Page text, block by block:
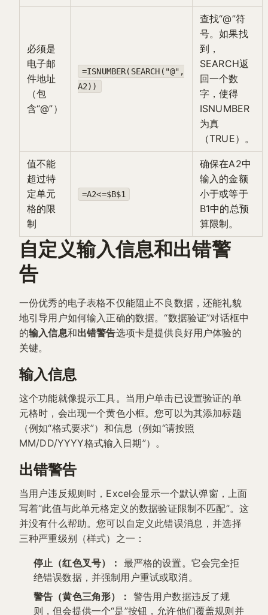
必须是
电子邮
件地址
（包
含“@”）
=ISNUMBER(SEARCH("@",
A2))
查找“@”符
号。如果找
到，
SEARCH返
回一个数
字，使得
ISNUMBER
为真
（TRUE）。
值不能
超过特
定单元
格的限
制
=A2<=$B$1
确保在A2中
输入的金额
小于或等于
B1中的总预
算限制。
自定义输入信息和出错警
告
一份优秀的电子表格不仅能阻止不良数据，还能礼貌
地引导用户如何输入正确的数据。“数据验证”对话框中
的输入信息和出错警告选项卡是提供良好用户体验的
关键。
输入信息
这个功能就像提示工具。当用户单击已设置验证的单
元格时，会出现一个黄色小框。您可以为其添加标题
（例如“格式要求”）和信息（例如“请按照
MM/DD/YYYY格式输入日期”）。
出错警告
当用户违反规则时，Excel会显示一个默认弹窗，上面
写着“此值与此单元格定义的数据验证限制不匹配”。这
并没有什么帮助。您可以自定义此错误消息，并选择
三种严重级别（样式）之一：
停止（红色叉号）： 最严格的设置。它会完全拒
绝错误数据，并强制用户重试或取消。
警告（黄色三角形）： 警告用户数据违反了规
则，但会提供一个“是”按钮，允许他们覆盖规则并